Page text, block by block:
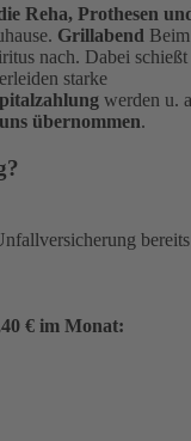
Reha, Prothesen
Grillabend Beim
nach. Dabei schießt
starke
werden u.
übernommen.
bereits
€ im Monat: